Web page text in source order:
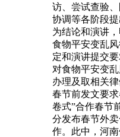
访、尝试查验
协调等各阶段
为结论和演讲
食物平安变乱
定和演讲提交
对食物平安变
办理及取相关
春节前发文要
卷式”合作春节
分发布春节外
作。此中，河